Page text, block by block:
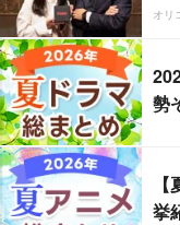
オリ
勢
挙